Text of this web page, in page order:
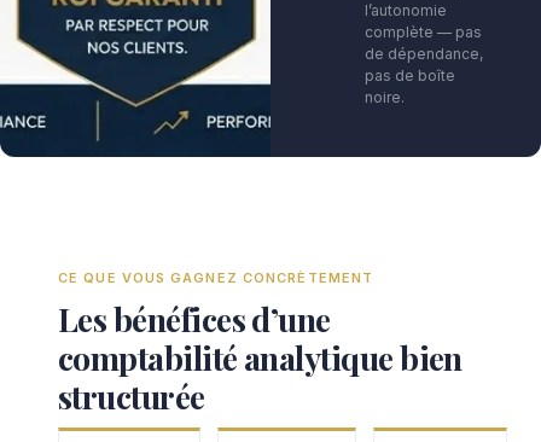
l’autonomie
complète — pas
de dépendance,
pas de boîte
noire.
CE QUE VOUS GAGNEZ CONCRÈTEMENT
Les bénéfices d’une
comptabilité analytique bien
structurée